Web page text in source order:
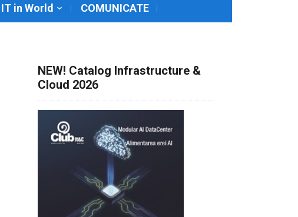
IT in World COMUNICATE
NEW! Catalog Infrastructure &
Cloud 2026